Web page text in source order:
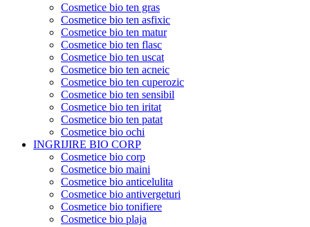
Cosmetice bio ten gras
Cosmetice bio ten asfixic
Cosmetice bio ten matur
Cosmetice bio ten flasc
Cosmetice bio ten uscat
Cosmetice bio ten acneic
Cosmetice bio ten cuperozic
Cosmetice bio ten sensibil
Cosmetice bio ten iritat
Cosmetice bio ten patat
Cosmetice bio ochi
INGRIJIRE BIO CORP
Cosmetice bio corp
Cosmetice bio maini
Cosmetice bio anticelulita
Cosmetice bio antivergeturi
Cosmetice bio tonifiere
Cosmetice bio plaja